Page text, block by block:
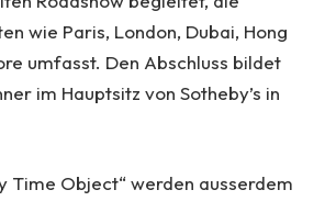
wie Paris, London, Dubai, Hong
umfasst. Den Abschluss bildet
im Hauptsitz von Sotheby’s in
Time Object“ werden ausserdem